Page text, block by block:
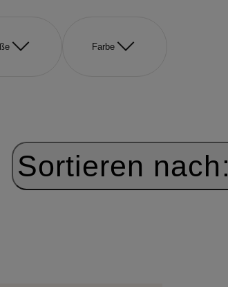
Farbe
Sortieren nach: